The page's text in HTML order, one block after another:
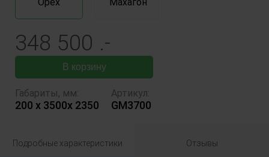
348 500 .-
В корзину
Габариты, мм:
200 x 3500x 2350
Артикул:
GM3700
Подробные характеристики Отзывы